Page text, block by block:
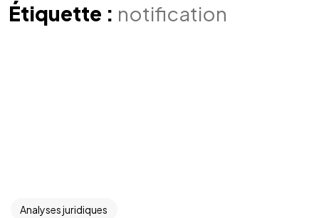
Étiquette : notification
Analyses juridiques